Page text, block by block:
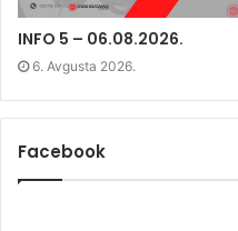
w
)
) w
)
INFO 5 – 06.08.2026.
6. Avgusta 2026.
Facebook